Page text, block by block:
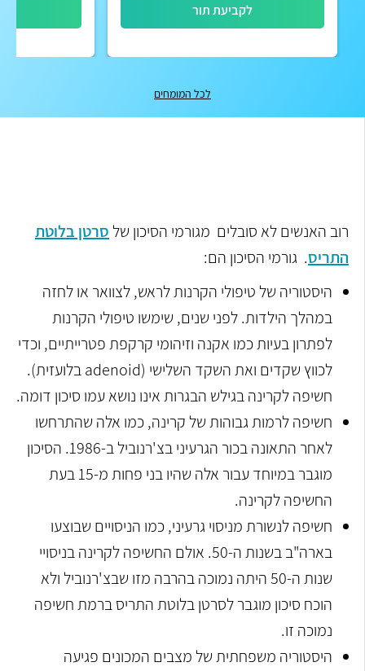
לקביעת תור
לכל המומחים
רוב האנשים לא סובלים מגורמי הסיכון של סרטן בלוטת
התריס. גורמי הסיכון הם:
היסטוריה של טיפולי הקרנות לראש, לצוואר או לחזה
במהלך הילדות. לפני שנים, שימשו טיפולי הקרנות
לפתרון בעיות כמו אקנה וזיהומי קרקפת פטרייתיים, וכדי
לכווץ שקדים ואת השקד השלישי (adenoid בלועזית).
חשיפה לקרינה בגילש הבגרות אינו נושא עמו סיכון דומה.
חשיפה לרמות גבוהות של קרינה, כמו אלה שהתרחשו
לאחר התאונה בכור הגרעיני בצ'רנוביל ב-1986. הסיכון
מוגבר במיוחד עבור אלה שהיו בני פחות מ-15 בעת
החשיפה לקרינה.
חשיפה לנשורת מניסוי גרעיני, כמו הניסויים שבוצעו
בארה"ב בשנות ה-50. אולם החשיפה לקרינה בניסויי
שנות ה-50 היתה נמוכה בהרבה מזו שבצ'רנוביל ולא
הוכח סיכון מוגבר לסרטן בלוטת התריס ברמת חשיפה
נמוכה זו.
היסטוריה משפחתית של מצבים המכונים פגיעה